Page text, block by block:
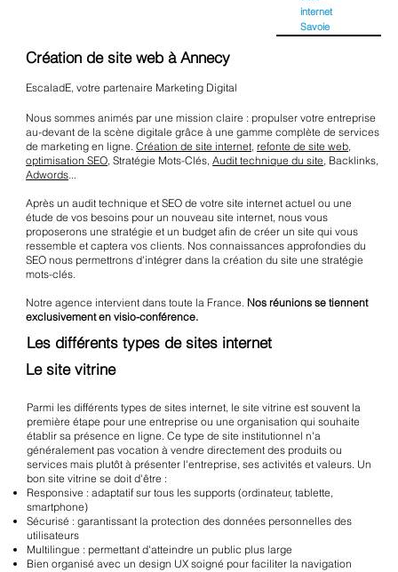
Création de site web à Annecy
EscaladE, votre partenaire Marketing Digital
Nous sommes animés par une mission claire : propulser votre entreprise
au-devant de la scène digitale grâce à une gamme complète de services
de marketing en ligne.Création de site internet,refonte de site web,
optimisation SEO, Stratégie Mots-Clés,Audit technique du site, Backlinks,
Adwords...
Après un audit technique et SEO de votre site internet actuel ou une
étude de vos besoins pour un nouveau site internet, nous vous
proposerons une stratégie et un budget afin de créer un site qui vous
ressemble et captera vos clients. Nos connaissances approfondies du
SEO nous permettrons d'intégrer dans la création du site une stratégie
mots-clés.
Notre agence intervient dans toute la France. Nos réunions se tiennent
exclusivement en visio-conférence.
Les différents types de sites internet
Le site vitrine
Parmi les différents types de sites internet, le site vitrine est souvent la
première étape pour une entreprise ou une organisation qui souhaite
établir sa présence en ligne. Ce type de site institutionnel n'a
généralement pas vocation à vendre directement des produits ou
services mais plutôt à présenter l'entreprise, ses activités et valeurs. Un
bon site vitrine se doit d'être :
Responsive : adaptatif sur tous les supports (ordinateur, tablette,
smartphone)
Sécurisé : garantissant la protection des données personnelles des
utilisateurs
Multilingue : permettant d'atteindre un public plus large
Bien organisé avec un design UX soigné pour faciliter la navigation
internet
Savoie